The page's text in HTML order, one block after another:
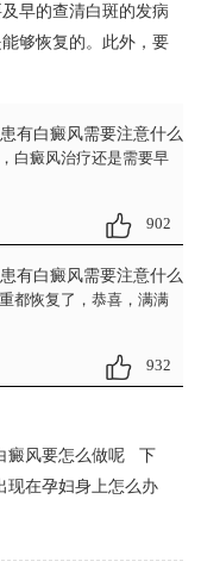
早的查清白斑的发病
够恢复的。此外，要
有白癜风需要注意什么
白癜风治疗还是需要早
902
有白癜风需要注意什么
都恢复了，恭喜，满满
932
癜风要怎么做呢 下
现在孕妇身上怎么办